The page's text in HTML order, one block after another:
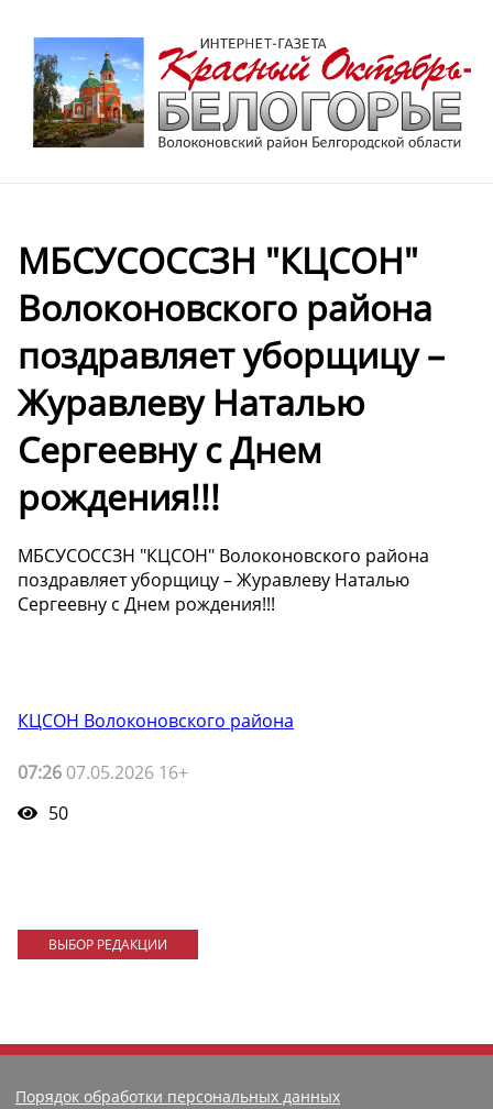
МБСУСОССЗН "КЦСОН"
Волоконовского района
поздравляет уборщицу –
Журавлеву Наталью
Сергеевну с Днем
рождения!!!
МБСУСОССЗН "КЦСОН" Волоконовского района
поздравляет уборщицу – Журавлеву Наталью
Сергеевну с Днем рождения!!!
КЦСОН Волоконовского района
07:26 07.05.2026 16+
50
ВЫБОР РЕДАКЦИИ
Порядок обработки персональных данных